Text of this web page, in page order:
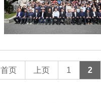
首页 上页 1 2